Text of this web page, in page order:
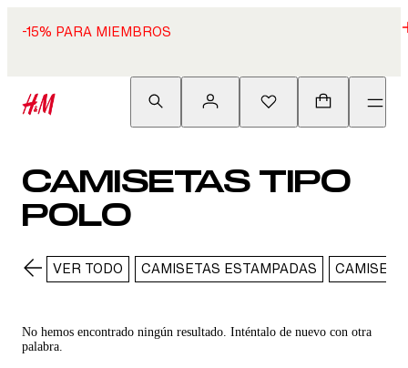
-15% PARA MIEMBROS
CAMISETAS TIPO
POLO
VER TODO CAMISETAS ESTAMPADAS
No hemos encontrado ningún resultado. Inténtalo de nuevo con otra
palabra.